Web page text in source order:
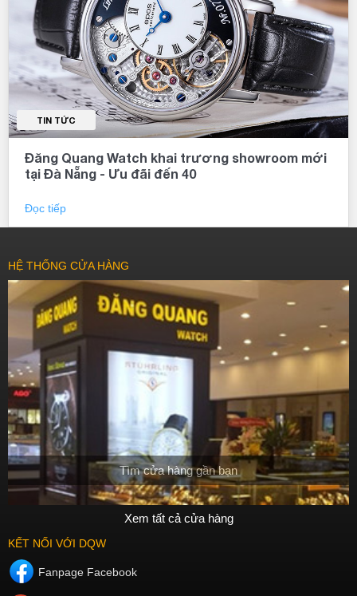
TIN TỨC
Đăng Quang Watch khai trương showroom mới
tại Đà Nẵng - Ưu đãi đến 40
Đọc tiếp
HỆ THỐNG CỬA HÀNG
Tìm cửa hàng gần bạn
Xem tất cả cửa hàng
KẾT NỐI VỚI DQW
Fanpage Facebook